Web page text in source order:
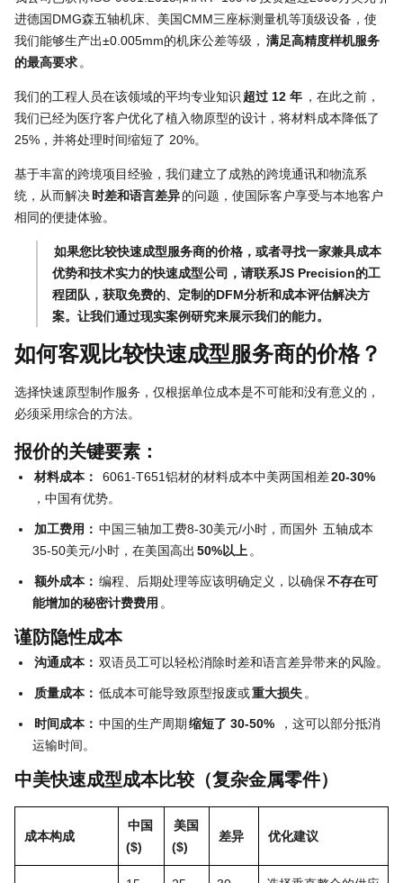
进德国DMG森五轴机床、美国CMM三座标测量机等顶级设备，使
我们能够生产出±0.005mm的机床公差等级， 满足高精度样机服务
的最高要求 。
我们的工程人员在该领域的平均专业知识 超过 12 年 ，在此之前，
我们已经为医疗客户优化了植入物原型的设计，将材料成本降低了
25%，并将处理时间缩短了 20%。
基于丰富的跨境项目经验，我们建立了成熟的跨境通讯和物流系
统，从而解决时差和语言差异的问题，使国际客户享受与本地客户
相同的便捷体验。
如果您比较快速成型服务商的价格，或者寻找一家兼具成本
优势和技术实力的快速成型公司，请联系JS Precision的工
程团队，获取免费的、定制的DFM分析和成本评估解决方
案。让我们通过现实案例研究来展示我们的能力。
如何客观比较快速成型服务商的价格？
选择快速原型制作服务，仅根据单位成本是不可能和没有意义的，
必须采用综合的方法。
报价的关键要素：
材料成本： 6061-T651铝材的材料成本中美两国相差20-30%
，中国有优势。
加工费用： 中国三轴加工费8-30美元/小时，而国外 五轴成本
35-50美元/小时，在美国高出 50%以上 。
额外成本： 编程、后期处理等应该明确定义，以确保不存在可
能增加的秘密计费费用 。
谨防隐性成本
沟通成本： 双语员工可以轻松消除时差和语言差异带来的风险。
质量成本： 低成本可能导致原型报废或重大损失 。
时间成本： 中国的生产周期缩短了 30-50%
，这可以部分抵消
运输时间。
中美快速成型成本比较（复杂金属零件）
成本构成
中国
($)
美国
($)
差异 优化建议